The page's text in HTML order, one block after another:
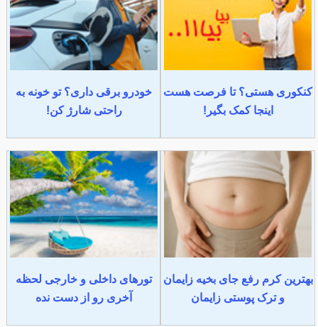
کنکوری هستی؟ تا فرصت هست
اینجا کمک بگیر!
خودرو برقی داری؟ تو خونه به
راحتی شارژ کن!
بهترین کرم رفع جای بخیه زایمان
و ترک پوستی زایمان
تورهای داخلی و خارجی لحظه
آخری رو از دست نده